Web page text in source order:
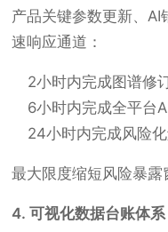
产品关键参数更新、
速响应通道：
2小时内完成图谱修
6小时内完成全平台
24小时内完成风险
最大限度缩短风险暴露
4. 可视化数据台账体系